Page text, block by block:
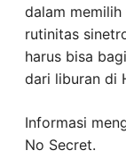
dalam
rutinitas
harus bisa
dari liburan di
Informasi
No Secret.